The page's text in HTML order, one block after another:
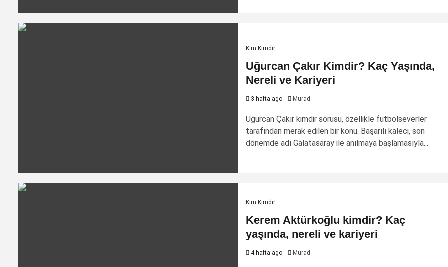
Kim Kimdir
Uğurcan Çakır Kimdir? Kaç Yaşında,
Nereli ve Kariyeri
3 hafta ago Murad
Uğurcan Çakır kimdir sorusu, özellikle futbolseverler
tarafından merak edilen bir konu. Başarılı kaleci, son
dönemde adı Galatasaray ile anılmaya başlamasıyla...
Kim Kimdir
Kerem Aktürkoğlu kimdir? Kaç
yaşında, nereli ve kariyeri
4 hafta ago Murad